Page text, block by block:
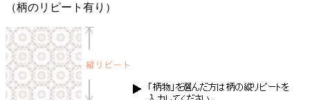
（柄のリピート有り）